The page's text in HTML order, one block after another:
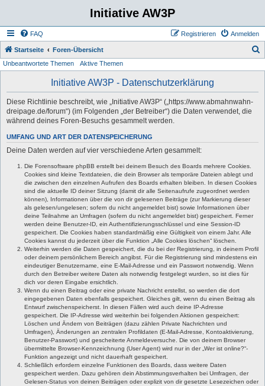
Initiative AW3P
FAQ Anmelden
Registrieren
Startseite Foren-Übersicht
Unbeantwortete Themen Aktive Themen
Initiative AW3P - Datenschutzerklärung
Diese Richtlinie beschreibt, wie „Initiative AW3P“ („https://www.abmahnwahn-
dreipage.de/forum“) (im Folgenden „der Betreiber“) die Daten verwendet, die
während deines Foren-Besuchs gesammelt werden.
UMFANG UND ART DER DATENSPEICHERUNG
Deine Daten werden auf vier verschiedene Arten gesammelt:
Die Forensoftware phpBB erstellt bei deinem Besuch des Boards mehrere Cookies.
Cookies sind kleine Textdateien, die dein Browser als temporäre Dateien ablegt und
die zwischen den einzelnen Aufrufen des Boards erhalten bleiben. In diesen Cookies
sind die aktuelle ID deiner Sitzung (damit dir alle Seitenaufrufe zugeordnet werden
können), Informationen über die von dir gelesenen Beiträge (zur Markierung dieser
als gelesen/ungelesen; sofern du nicht angemeldet bist) sowie Informationen über
deine Teilnahme an Umfragen (sofern du nicht angemeldet bist) gespeichert. Ferner
werden deine Benutzer-ID, ein Authentifizierungsschlüssel und eine Session-ID
gespeichert. Die Cookies haben standardmäßig eine Gültigkeit von einem Jahr. Alle
Cookies kannst du jederzeit über die Funktion „Alle Cookies löschen“ löschen.
Weiterhin werden die Daten gespeichert, die du bei der Registrierung, in deinem Profil
oder deinem persönlichem Bereich angibst. Für die Registrierung sind mindestens ein
eindeutiger Benutzername, eine E-Mail-Adresse und ein Passwort notwendig. Wenn
durch den Betreiber weitere Daten als notwendig festgelegt wurden, so ist dies für
dich vor deren Eingabe ersichtlich.
Wenn du einen Beitrag oder eine private Nachricht erstellst, so werden die dort
eingegebenen Daten ebenfalls gespeichert. Gleiches gilt, wenn du einen Beitrag als
Entwurf zwischenspeicherst. In diesen Fällen wird auch deine IP-Adresse
gespeichert. Die IP-Adresse wird weiterhin bei folgenden Aktionen gespeichert:
Löschen und Ändern von Beiträgen (dazu zählen Private Nachrichten und
Umfragen), Änderungen an zentralen Profildaten (E-Mail-Adresse, Kontoaktivierung,
Benutzer-Passwort) und gescheiterte Anmeldeversuche. Die von deinem Browser
übermittelte Browser-Kennzeichnung (User Agent) wird nur in der „Wer ist online?“-
Funktion angezeigt und nicht dauerhaft gespeichert.
Schließlich erfordern einzelne Funktionen des Boards, dass weitere Daten
gespeichert werden. Dazu gehören dein Abstimmungsverhalten bei Umfragen, der
Gelesen-Status von deinen Beiträgen oder explizit von dir gesetzte Lesezeichen oder